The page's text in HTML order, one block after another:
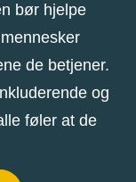
bør hjelpe
de betjener.
og
føler at de